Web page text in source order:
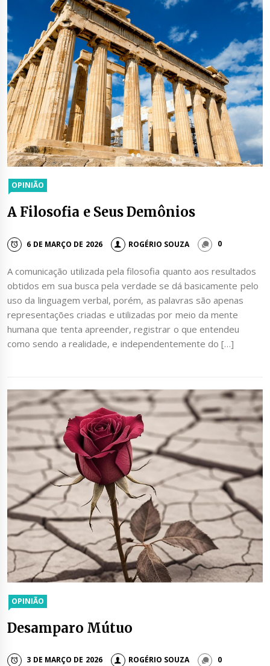
OPINIÃO
A Filosofia e Seus Demônios
6 DE MARÇO DE 2026 ROGÉRIO SOUZA 0
A comunicação utilizada pela filosofia quanto aos resultados
obtidos em sua busca pela verdade se dá basicamente pelo
uso da linguagem verbal, porém, as palavras são apenas
representações criadas e utilizadas por meio da mente
humana que tenta apreender, registrar o que entendeu
como sendo a realidade, e independentemente do […]
OPINIÃO
Desamparo Mútuo
3 DE MARÇO DE 2026 ROGÉRIO SOUZA 0